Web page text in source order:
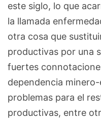
este siglo, lo que
la llamada
otra cosa que
productivas por una
fuertes
dependencia
problemas para el
productivas, entre